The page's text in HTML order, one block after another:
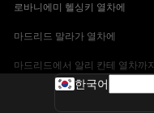
로바니에미 헬싱키 열차에
마드리드 말라가 열차에
마드리드에서 알리 칸테 열차까지
바르셀로나-말라가 열차
한국어